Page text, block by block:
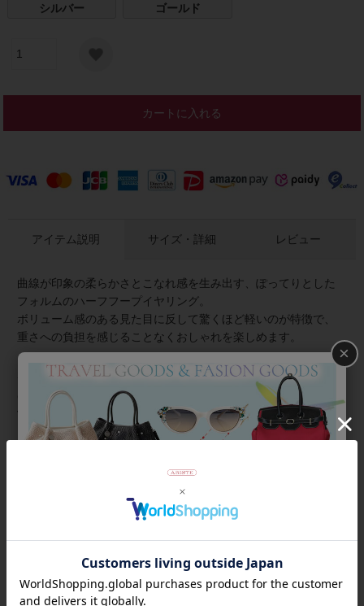
シルバー ゴールド
カートに入れる
アイテム説明
曲線が印象の柔らかさとこなれ感を生み出す、ぽってりとした
フォルムのハーフフープイヤリング。
ボリューム感のある見た目に反して驚くほど軽いのが特徴で、
重さへの負担を感じることなくおしゃれを楽しめます。
★雑誌掲載アイテム★
GISELe8月号
VERY5月号
サイズ・詳細 レビュー
返品について
×